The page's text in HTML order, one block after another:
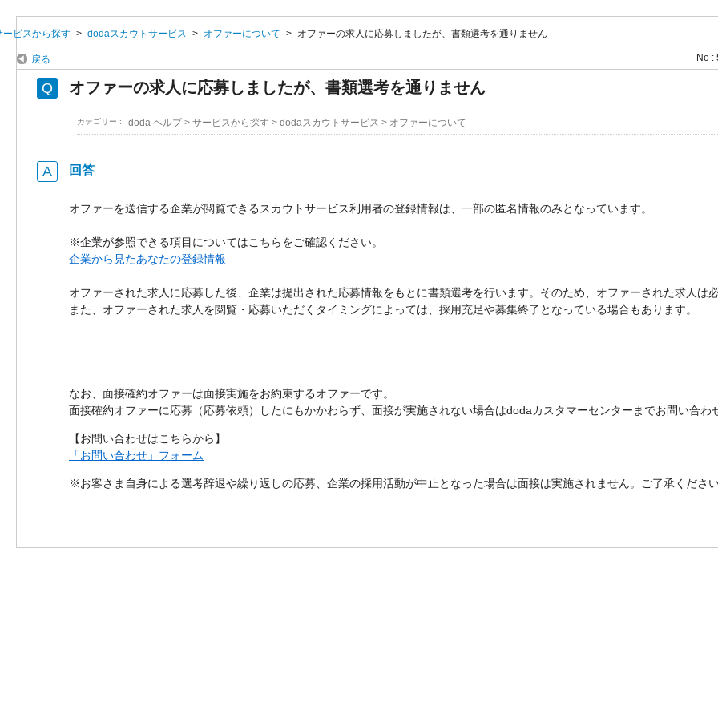
ービスから探す > dodaスカウトサービス > オファーについて > オファーの求人に応募しましたが、書類選考を通りません
戻る No :
オファーの求人に応募しましたが、書類選考を通りません
カテゴリー : doda ヘルプ> サービスから探す > dodaスカウトサービス > オファーについて
回答
オファーを送信する企業が閲覧できるスカウトサービス利用者の登録情報は、一部の匿名情報のみとなっています。
※企業が参照できる項目についてはこちらをご確認ください。
企業から見たあなたの登録情報
オファーされた求人に応募した後、企業は提出された応募情報をもとに書類選考を行います。そのため、オファーされた求人は
また、オファーされた求人を閲覧・応募いただくタイミングによっては、採用充足や募集終了となっている場合もあります。
なお、面接確約オファーは面接実施をお約束するオファーです。
面接確約オファーに応募（応募依頼）したにもかかわらず、面接が実施されない場合はdodaカスタマーセンターまでお問い合わ
【お問い合わせはこちらから】
「お問い合わせ」フォーム
※お客さま自身による選考辞退や繰り返しの応募、企業の採用活動が中止となった場合は面接は実施されません。ご了承ください